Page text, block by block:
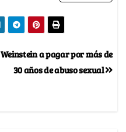
Weinstein a pagar por más de
30 años de abuso sexual